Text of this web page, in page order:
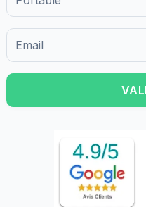
vos démarches
Formulaire d'inscription pour